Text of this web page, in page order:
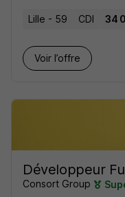
Lille - 59 CDI 34
Voir l’offre
Développeur
Consort Group